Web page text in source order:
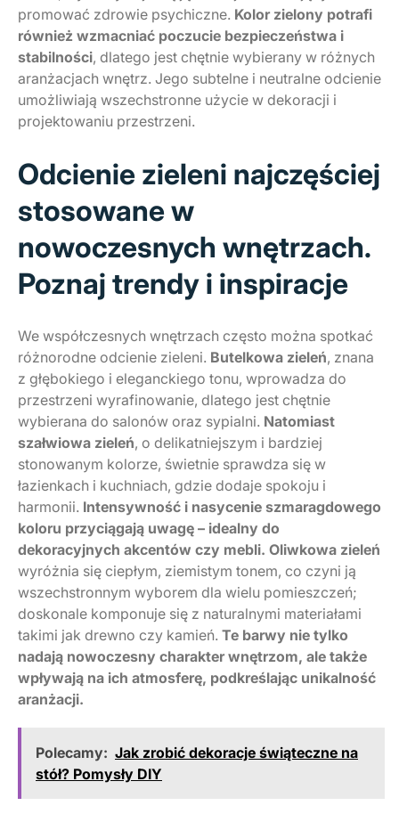
promować zdrowie psychiczne. Kolor zielony potrafi
również wzmacniać poczucie bezpieczeństwa i
stabilności, dlatego jest chętnie wybierany w różnych
aranżacjach wnętrz. Jego subtelne i neutralne odcienie
umożliwiają wszechstronne użycie w dekoracji i
projektowaniu przestrzeni.
Odcienie zieleni najczęściej
stosowane w
nowoczesnych wnętrzach.
Poznaj trendy i inspiracje
We współczesnych wnętrzach często można spotkać
różnorodne odcienie zieleni. Butelkowa zieleń, znana
z głębokiego i eleganckiego tonu, wprowadza do
przestrzeni wyrafinowanie, dlatego jest chętnie
wybierana do salonów oraz sypialni. Natomiast
szałwiowa zieleń, o delikatniejszym i bardziej
stonowanym kolorze, świetnie sprawdza się w
łazienkach i kuchniach, gdzie dodaje spokoju i
harmonii. Intensywność i nasycenie szmaragdowego
koloru przyciągają uwagę – idealny do
dekoracyjnych akcentów czy mebli. Oliwkowa zieleń
wyróżnia się ciepłym, ziemistym tonem, co czyni ją
wszechstronnym wyborem dla wielu pomieszczeń;
doskonale komponuje się z naturalnymi materiałami
takimi jak drewno czy kamień. Te barwy nie tylko
nadają nowoczesny charakter wnętrzom, ale także
wpływają na ich atmosferę, podkreślając unikalność
aranżacji.
Polecamy: Jak zrobić dekoracje świąteczne na
stół? Pomysły DIY